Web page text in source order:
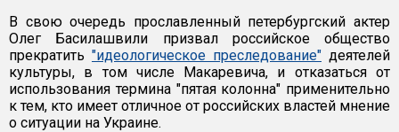
В свою очередь прославленный петербургский актер
Олег Басилашвили призвал российское общество
прекратить "идеологическое преследование" деятелей
культуры, в том числе Макаревича, и отказаться от
использования термина "пятая колонна" применительно
к тем, кто имеет отличное от российских властей мнение
о ситуации на Украине.